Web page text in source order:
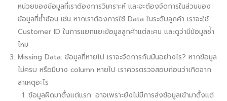
หน่วยของข้อมูลที่เราต้องการวิเคราะห์ และจะต้องจัดการในส่วนของ
ข้อมูลที่ซ้ำซ้อน เช่น หากเราต้องการใช้ Data ในระดับลูกค้า เราจะใช้
Customer ID ในการแยกแยะข้อมูลลูกค้าแต่ละคน และดูว่ามีข้อมูลซ้ำ
ไหม
Missing Data: ข้อมูลที่หายไป เราจะจัดการกับมันอย่างไร? หากข้อมูล
ไม่ครบ หรือมีบาง column หายไป เราควรตรวจสอบก่อนว่าเกิดจาก
สาเหตุอะไร
ข้อมูลผิดมาตั้งแต่แรก: อาจเพราะยังไม่มีการส่งข้อมูลเข้ามาตั้งแต่